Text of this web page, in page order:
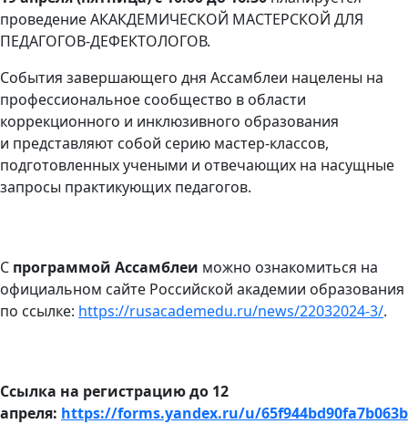
проведение АКАКДЕМИЧЕСКОЙ МАСТЕРСКОЙ ДЛЯ
ПЕДАГОГОВ-ДЕФЕКТОЛОГОВ.
События завершающего дня Ассамблеи нацелены на
профессиональное сообщество в области
коррекционного и инклюзивного образования
и представляют собой серию мастер-классов,
подготовленных учеными и отвечающих на насущные
запросы практикующих педагогов.
С программой Ассамблеи можно ознакомиться на
официальном сайте Российской академии образования
по ссылке: https://rusacademedu.ru/news/22032024-3/.
Ссылка на регистрацию до 12
апреля: https://forms.yandex.ru/u/